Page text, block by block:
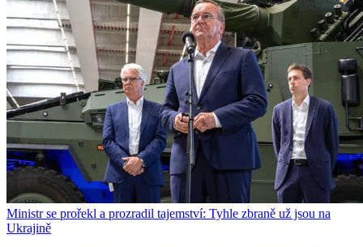
Ministr se prořekl a prozradil tajemství: Tyhle zbraně už jsou na
Ukrajině